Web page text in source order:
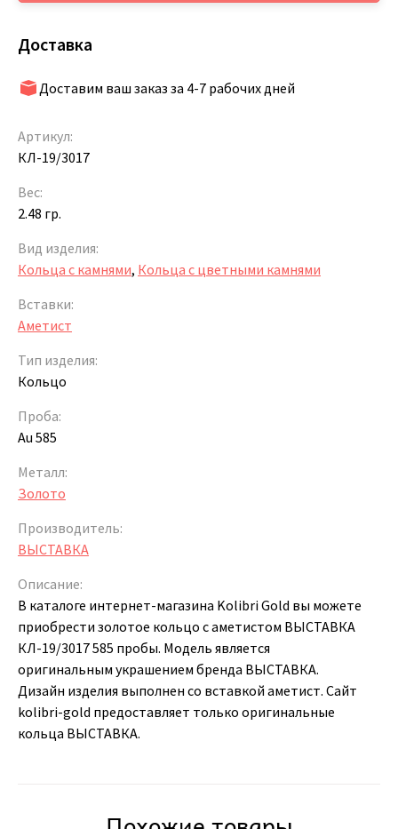
Доставка
Доставим ваш заказ за 4-7 рабочих дней
Артикул:
КЛ-19/3017
Вес:
2.48 гр.
Вид изделия:
Кольца с камнями, Кольца с цветными камнями
Вставки:
Аметист
Тип изделия:
Кольцо
Проба:
Au 585
Металл:
Золото
Производитель:
ВЫСТАВКА
Описание:
В каталоге интернет-магазина Kolibri Gold вы можете
приобрести золотое кольцо с аметистом ВЫСТАВКА
КЛ-19/3017 585 пробы. Модель является
оригинальным украшением бренда ВЫСТАВКА.
Дизайн изделия выполнен со вставкой аметист. Сайт
kolibri-gold предоставляет только оригинальные
кольца ВЫСТАВКА.